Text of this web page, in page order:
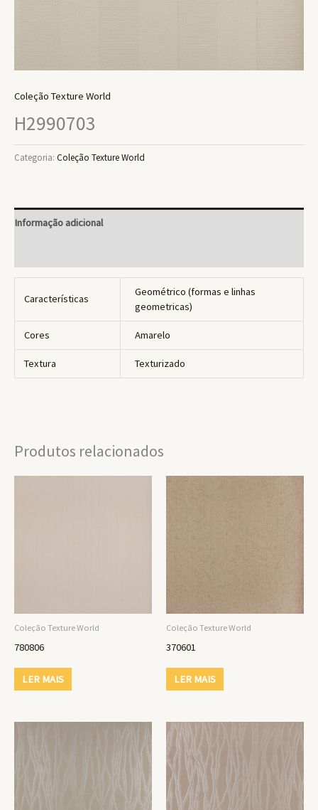
Coleção Texture World
H2990703
Categoria: Coleção Texture World
Informação adicional
Características
Geométrico (formas e linhas
geometricas)
Cores Amarelo
Textura Texturizado
Produtos relacionados
Coleção Texture World
780806
LER MAIS
Coleção Texture World
370601
LER MAIS